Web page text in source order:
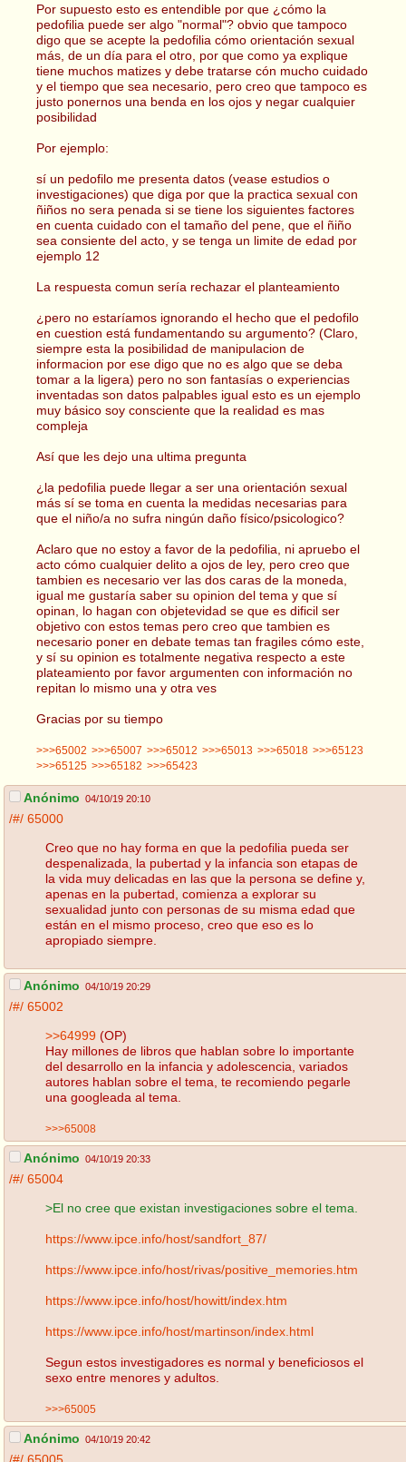
Por supuesto esto es entendible por que ¿cómo la
pedofilia puede ser algo "normal"? obvio que tampoco
digo que se acepte la pedofilia cómo orientación sexual
más, de un día para el otro, por que como ya explique
tiene muchos matizes y debe tratarse cón mucho cuidado
y el tiempo que sea necesario, pero creo que tampoco es
justo ponernos una benda en los ojos y negar cualquier
posibilidad
Por ejemplo:
sí un pedofilo me presenta datos (vease estudios o
investigaciones) que diga por que la practica sexual con
ñiños no sera penada si se tiene los siguientes factores
en cuenta cuidado con el tamaño del pene, que el ñiño
sea consiente del acto, y se tenga un limite de edad por
ejemplo 12
La respuesta comun sería rechazar el planteamiento
¿pero no estaríamos ignorando el hecho que el pedofilo
en cuestion está fundamentando su argumento? (Claro,
siempre esta la posibilidad de manipulacion de
informacion por ese digo que no es algo que se deba
tomar a la ligera) pero no son fantasías o experiencias
inventadas son datos palpables igual esto es un ejemplo
muy básico soy consciente que la realidad es mas
compleja
Así que les dejo una ultima pregunta
¿la pedofilia puede llegar a ser una orientación sexual
más sí se toma en cuenta la medidas necesarias para
que el niño/a no sufra ningún daño físico/psicologico?
Aclaro que no estoy a favor de la pedofilia, ni apruebo el
acto cómo cualquier delito a ojos de ley, pero creo que
tambien es necesario ver las dos caras de la moneda,
igual me gustaría saber su opinion del tema y que sí
opinan, lo hagan con objetevidad se que es dificil ser
objetivo con estos temas pero creo que tambien es
necesario poner en debate temas tan fragiles cómo este,
y sí su opinion es totalmente negativa respecto a este
plateamiento por favor argumenten con información no
repitan lo mismo una y otra ves
Gracias por su tiempo
>>>65002 >>>65007 >>>65012 >>>65013 >>>65018 >>>65123
>>>65125 >>>65182 >>>65423
Anónimo 04/10/19 20:10
/#/ 65000
Creo que no hay forma en que la pedofilia pueda ser
despenalizada, la pubertad y la infancia son etapas de
la vida muy delicadas en las que la persona se define y,
apenas en la pubertad, comienza a explorar su
sexualidad junto con personas de su misma edad que
están en el mismo proceso, creo que eso es lo
apropiado siempre.
Anónimo 04/10/19 20:29
/#/ 65002
>>64999 (OP)
Hay millones de libros que hablan sobre lo importante
del desarrollo en la infancia y adolescencia, variados
autores hablan sobre el tema, te recomiendo pegarle
una googleada al tema.
>>>65008
Anónimo 04/10/19 20:33
/#/ 65004
>El no cree que existan investigaciones sobre el tema.
https://www.ipce.info/host/sandfort_87/
https://www.ipce.info/host/rivas/positive_memories.htm
https://www.ipce.info/host/howitt/index.htm
https://www.ipce.info/host/martinson/index.html
Segun estos investigadores es normal y beneficiosos el
sexo entre menores y adultos.
>>>65005
Anónimo 04/10/19 20:42